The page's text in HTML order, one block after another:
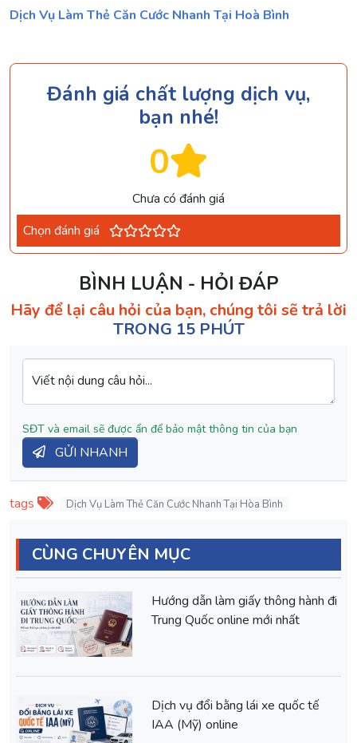
Dịch Vụ Làm Thẻ Căn Cước Nhanh Tại Hoà Bình
Đánh giá chất lượng dịch vụ,
bạn nhé!
0
Chưa có đánh giá
Chọn đánh giá
BÌNH LUẬN - HỎI ĐÁP
Hãy để lại câu hỏi của bạn, chúng tôi sẽ trả lời
TRONG 15 PHÚT
Viết nội dung câu hỏi...
SĐT và email sẽ được ẩn để bảo mật thông tin của bạn
GỬI NHANH
tags Dịch Vụ Làm Thẻ Căn Cước Nhanh Tại Hòa Bình
CÙNG CHUYÊN MỤC
Hướng dẫn làm giấy thông hành đi
Trung Quốc online mới nhất
Dịch vụ đổi bằng lái xe quốc tế
IAA (Mỹ) online